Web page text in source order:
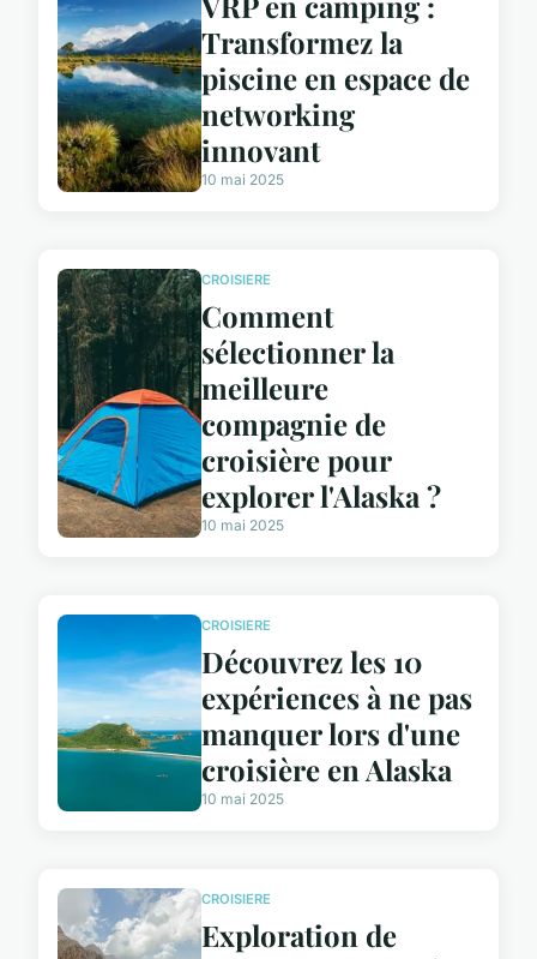
Transformez la
piscine en espace de
networking
innovant
10 mai 2025
CROISIERE
Comment
sélectionner la
meilleure
compagnie de
croisière pour
explorer l'Alaska ?
10 mai 2025
CROISIERE
Découvrez les 10
expériences à ne pas
manquer lors d'une
croisière en Alaska
10 mai 2025
CROISIERE
Exploration de